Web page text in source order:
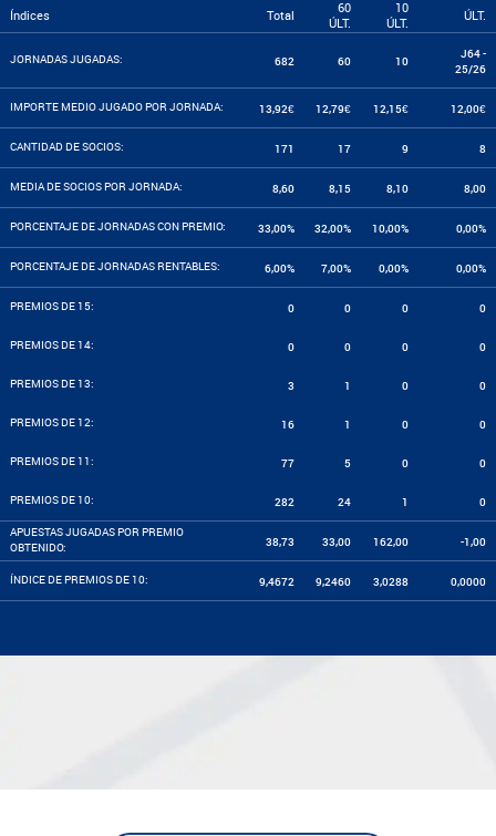
Índices Total
60
ÚLT.
10
ÚLT.
ÚLT.
JORNADAS JUGADAS: 682 60 10
J64 -
25/26
IMPORTE MEDIO JUGADO POR JORNADA: 13,92€ 12,79€ 12,15€ 12,00€
CANTIDAD DE SOCIOS: 171 17 9 8
MEDIA DE SOCIOS POR JORNADA: 8,60 8,15 8,10 8,00
PORCENTAJE DE JORNADAS CON PREMIO: 33,00% 32,00% 10,00% 0,00%
PORCENTAJE DE JORNADAS RENTABLES: 6,00% 7,00% 0,00% 0,00%
PREMIOS DE 15: 0 0 0 0
PREMIOS DE 14: 0 0 0 0
PREMIOS DE 13: 3 1 0 0
PREMIOS DE 12: 16 1 0 0
PREMIOS DE 11: 77 5 0 0
PREMIOS DE 10: 282 24 1 0
APUESTAS JUGADAS POR PREMIO
OBTENIDO:
38,73 33,00 162,00 -1,00
ÍNDICE DE PREMIOS DE 10: 9,4672 9,2460 3,0288 0,0000